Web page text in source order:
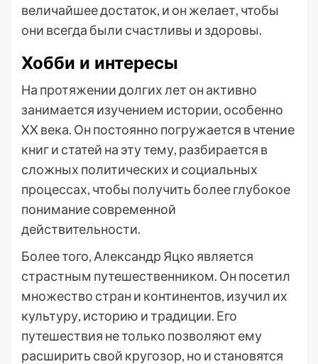
величайшее достаток, и он желает, чтобы
они всегда были счастливы и здоровы.
Хобби и интересы
На протяжении долгих лет он активно
занимается изучением истории, особенно
XX века. Он постоянно погружается в чтение
книг и статей на эту тему, разбирается в
сложных политических и социальных
процессах, чтобы получить более глубокое
понимание современной
действительности.
Более того, Александр Яцко является
страстным путешественником. Он посетил
множество стран и континентов, изучил их
культуру, историю и традиции. Его
путешествия не только позволяют ему
расширить свой кругозор, но и становятся